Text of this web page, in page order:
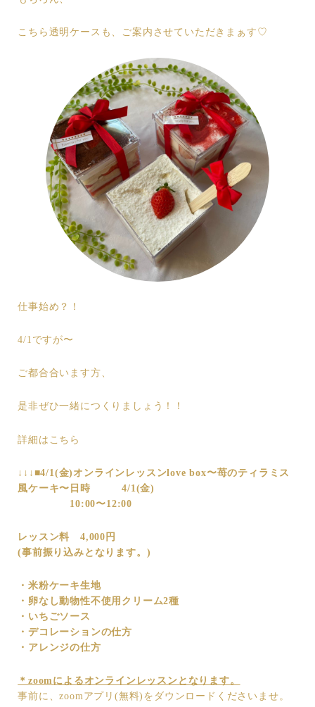
こちら透明ケースも、ご案内させていただきまぁす♡
仕事始め？！
4/1ですが〜
ご都合合います方、
是非ぜひ一緒につくりましょう！！
詳細はこちら
↓↓↓ ■4/1(金)オンラインレッスンlove box〜苺のティラミス
風ケーキ〜 日時 4/1(金)
10:00〜12:00
レッスン料 4,000円
(事前振り込みとなります。)
・米粉ケーキ生地
・卵なし動物性不使用クリーム2種
・いちごソース
・デコレーションの仕方
・アレンジの仕方
＊zoomによるオンラインレッスンとなります。
事前に、zoomアプリ(無料)をダウンロードくださいませ。